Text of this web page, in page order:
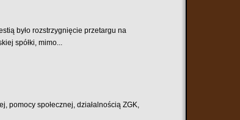
było rozstrzygnięcie przetargu na
spółki, mimo...
pomocy społecznej, działalnością ZGK,